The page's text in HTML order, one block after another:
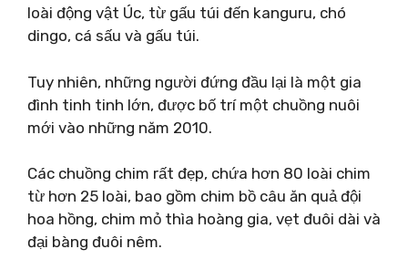
loài động vật Úc, từ gấu túi đến kanguru, chó
dingo, cá sấu và gấu túi.
Tuy nhiên, những người đứng đầu lại là một gia
đình tinh tinh lớn, được bố trí một chuồng nuôi
mới vào những năm 2010.
Các chuồng chim rất đẹp, chứa hơn 80 loài chim
từ hơn 25 loài, bao gồm chim bồ câu ăn quả đội
hoa hồng, chim mỏ thìa hoàng gia, vẹt đuôi dài và
đại bàng đuôi nêm.